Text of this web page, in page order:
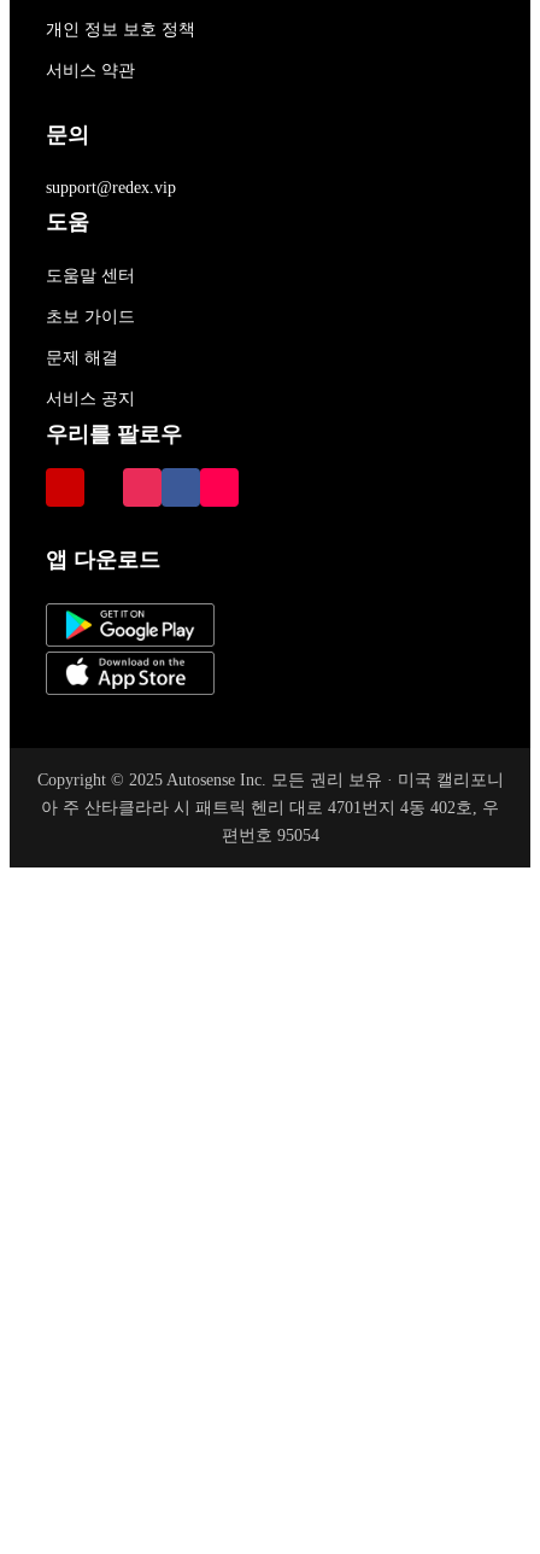
개인 정보 보호 정책
서비스 약관
문의
support@redex.vip
도움
도움말 센터
초보 가이드
문제 해결
서비스 공지
우리를 팔로우
앱 다운로드
Copyright © 2025 Autosense Inc. 모든 권리 보유 · 미국 캘리포니
아 주 산타클라라 시 패트릭 헨리 대로 4701번지 4동 402호, 우
편번호 95054